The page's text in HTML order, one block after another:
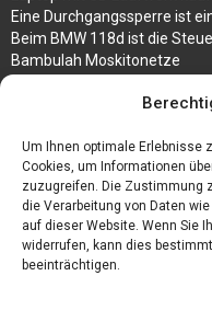
Um Ihnen optimale Erlebnisse
Cookies, um Informationen
zuzugreifen. Die Zustimmung
die Verarbeitung von Daten
auf dieser Website. Wenn Sie
widerrufen, kann dies
beeinträchtigen.
Eine Durchgangssperre ist
Beim BMW 118d ist die
Bambulah Moskitonetze
Test Toilettensitz – Helfen
Personalhandbuch
10 Tipps um einen guten
Sahnemaschine